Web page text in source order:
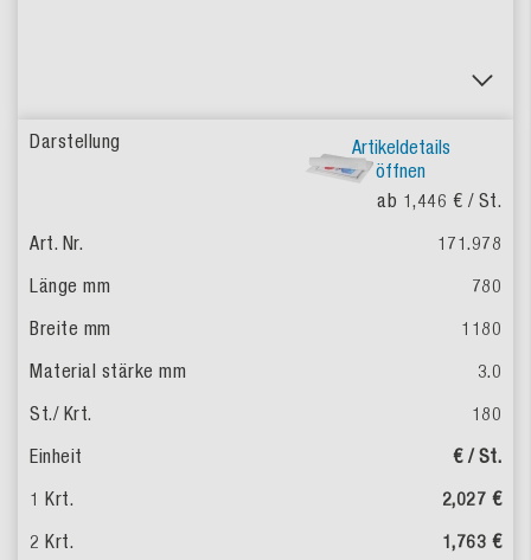
Artikeldetails
öffnen
ab 1,446 € / St.
171.978
780
1180
3.0
180
€ / St.
2,027 €
1,763 €